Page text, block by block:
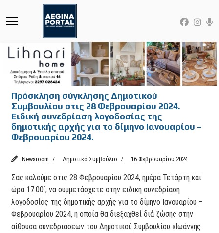
Πρόσκληση σύγκλησης Δημοτικού
Συμβουλίου στις 28 Φεβρουαρίου 2024.
Ειδική συνεδρίαση λογοδοσίας της
δημοτικής αρχής για το δίμηνο Ιανουαρίου –
Φεβρουαρίου 2024.
Newsroom Δημοτικό Συμβούλιο 16 Φεβρουαρίου 2024
Σας καλούμε στις 28 Φεβρουαρίου 2024, ημέρα Τετάρτη και
ώρα 17:00΄, να συμμετάσχετε στην ειδική συνεδρίαση
λογοδοσίας της δημοτικής αρχής για το δίμηνο Ιανουαρίου –
Φεβρουαρίου 2024, η οποία θα διεξαχθεί διά ζώσης στην
αίθουσα συνεδριάσεων του Δημοτικού Συμβουλίου «Ιωάννης